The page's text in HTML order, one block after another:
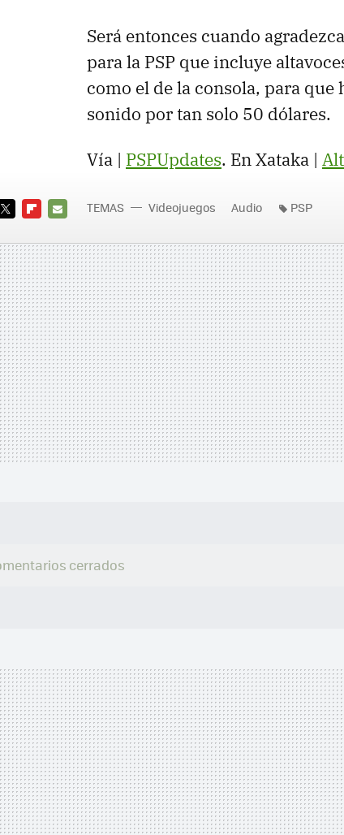
Será entonces cuando
para la PSP que incluye
como el de la consola, para
sonido por tan solo 50 dólares.
Vía | PSPUpdates. En Xataka |
MAIL
TEMAS Videojuegos Audio PSP
cerrados